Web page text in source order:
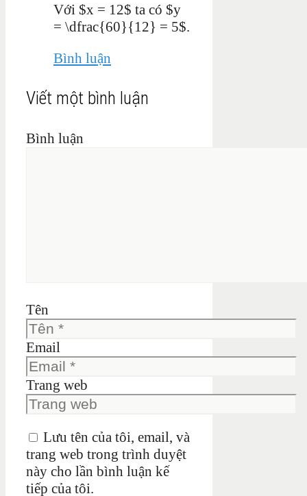
Với $x = 12$ ta có $y
= \dfrac{60}{12} = 5$.
Bình luận
Viết một bình luận
Bình luận
Tên
Email
Trang web
Lưu tên của tôi, email, và
trang web trong trình duyệt
này cho lần bình luận kế
tiếp của tôi.